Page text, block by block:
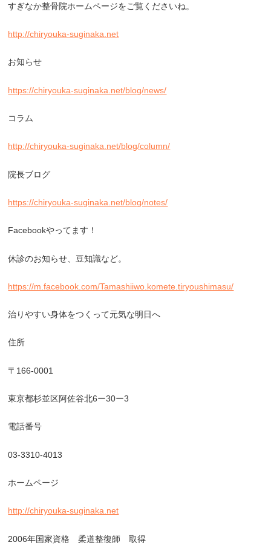
すぎなか整骨院ホームページをご覧くださいね。
http://chiryouka-suginaka.net
お知らせ
https://chiryouka-suginaka.net/blog/news/
コラム
http://chiryouka-suginaka.net/blog/column/
院長ブログ
https://chiryouka-suginaka.net/blog/notes/
Facebookやってます！
休診のお知らせ、豆知識など。
https://m.facebook.com/Tamashiiwo.komete.tiryoushimasu/
治りやすい身体をつくって元気な明日へ
住所
〒 166-0001
東京都杉並区阿佐谷北6ー30ー3
電話番号
03-3310-4013
ホームページ
http://chiryouka-suginaka.net
2006年国家資格 柔道整復師 取得